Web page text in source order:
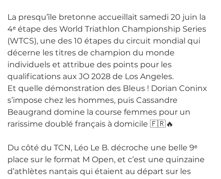
La presqu’île bretonne accueillait samedi 20 juin la
4ᵉ étape des World Triathlon Championship Series
(WTCS), une des 10 étapes du circuit mondial qui
décerne les titres de champion du monde
individuels et attribue des points pour les
qualifications aux JO 2028 de Los Angeles.
Et quelle démonstration des Bleus ! Dorian Coninx
s’impose chez les hommes, puis Cassandre
Beaugrand domine la course femmes pour un
rarissime doublé français à domicile 🇫🇷🔥
Du côté du TCN, Léo Le B. décroche une belle 9ᵉ
place sur le format M Open, et c’est une quinzaine
d’athlètes nantais qui étaient au départ sur les